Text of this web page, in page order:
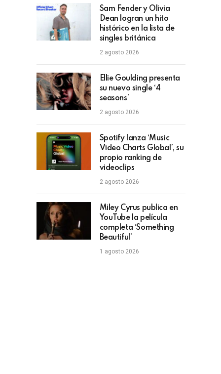
Sam Fender y Olivia
Dean logran un hito
histórico en la lista de
singles británica
2 agosto 2026
Ellie Goulding presenta
su nuevo single ‘4
seasons’
2 agosto 2026
Spotify lanza ‘Music
Video Charts Global’, su
propio ranking de
videoclips
2 agosto 2026
Miley Cyrus publica en
YouTube la película
completa ‘Something
Beautiful’
1 agosto 2026